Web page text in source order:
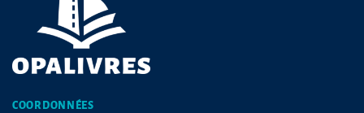
COORDONNÉES